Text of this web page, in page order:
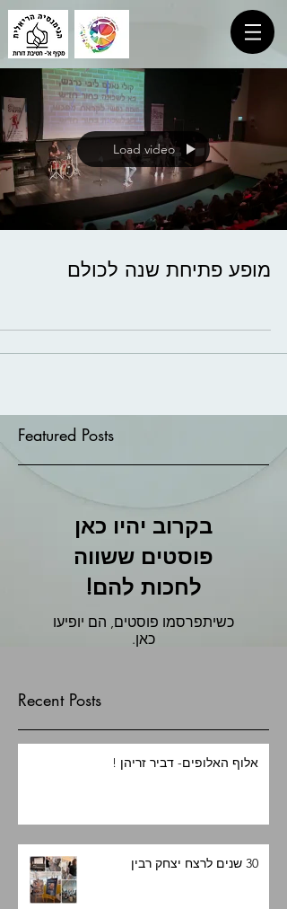
Load video
מופע פתיחת שנה לכולם
Featured Posts
בקרוב יהיו כאן
פוסטים ששווה
לחכות להם!
כשיתפרסמו פוסטים, הם יופיעו
כאן.
Recent Posts
אלוף האלופים- דביר זריהן !
30 שנים לרצח יצחק רבין